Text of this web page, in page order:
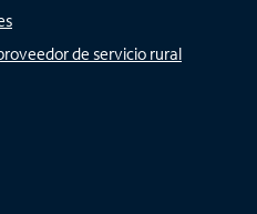
de servicio rural